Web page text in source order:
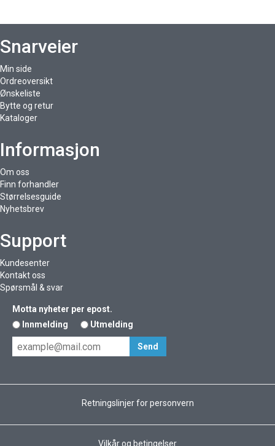
Snarveier
Min side
Ordreoversikt
Ønskeliste
Bytte og retur
Kataloger
Informasjon
Om oss
Finn forhandler
Størrelsesguide
Nyhetsbrev
Support
Kundesenter
Kontakt oss
Spørsmål & svar
Motta nyheter per epost.
Innmelding
Utmelding
Retningslinjer for personvern
Vilkår og betingelser